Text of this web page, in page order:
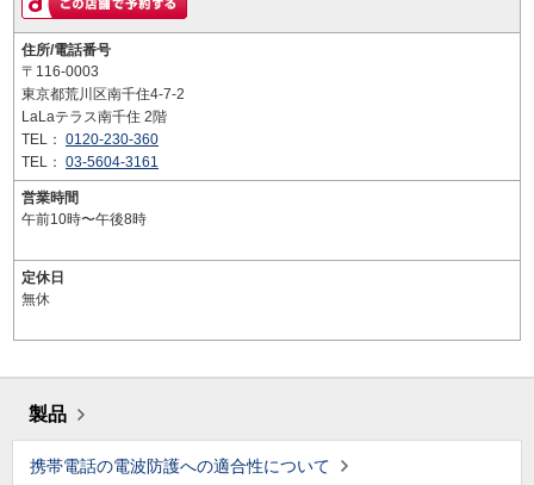
住所/電話番号
〒116-0003
東京都荒川区南千住4-7-2
LaLaテラス南千住 2階
TEL： 0120-230-360
TEL： 03-5604-3161
営業時間
午前10時〜午後8時
定休日
無休
製品
携帯電話の電波防護への適合性について